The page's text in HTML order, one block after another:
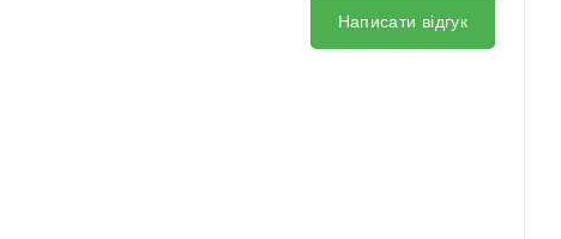
Написати відгук